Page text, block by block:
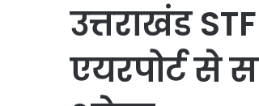
उत्तराखंड
एयरपोर्ट से